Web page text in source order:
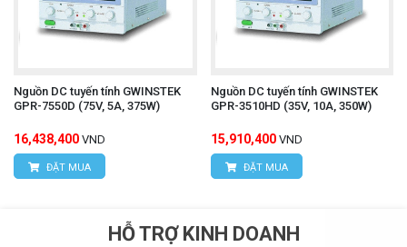
Nguồn DC tuyến tính GWINSTEK
GPR-7550D (75V, 5A, 375W)
16,438,400 VND
ĐẶT MUA
Nguồn DC tuyến tính GWINSTEK
GPR-3510HD (35V, 10A, 350W)
15,910,400 VND
ĐẶT MUA
HỖ TRỢ KINH DOANH